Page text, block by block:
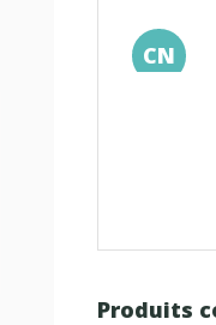
CN
Produits